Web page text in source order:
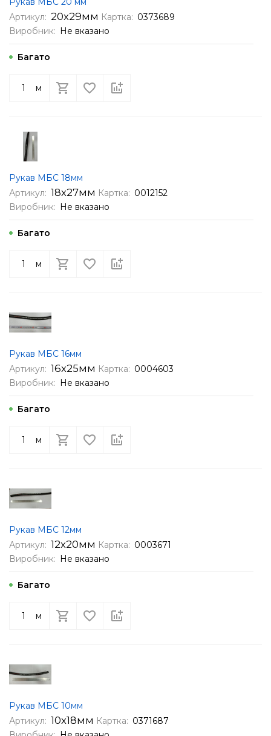
Артикул: 20х29мм Картка: 0373689
Виробник: Не вказано
Багато
м
Рукав МБС 18мм
Артикул: 18х27мм Картка: 0012152
Виробник: Не вказано
Багато
м
Рукав МБС 16мм
Артикул: 16х25мм Картка: 0004603
Виробник: Не вказано
Багато
м
Рукав МБС 12мм
Артикул: 12х20мм Картка: 0003671
Виробник: Не вказано
Багато
м
Рукав МБС 10мм
Артикул: 10х18мм Картка: 0371687